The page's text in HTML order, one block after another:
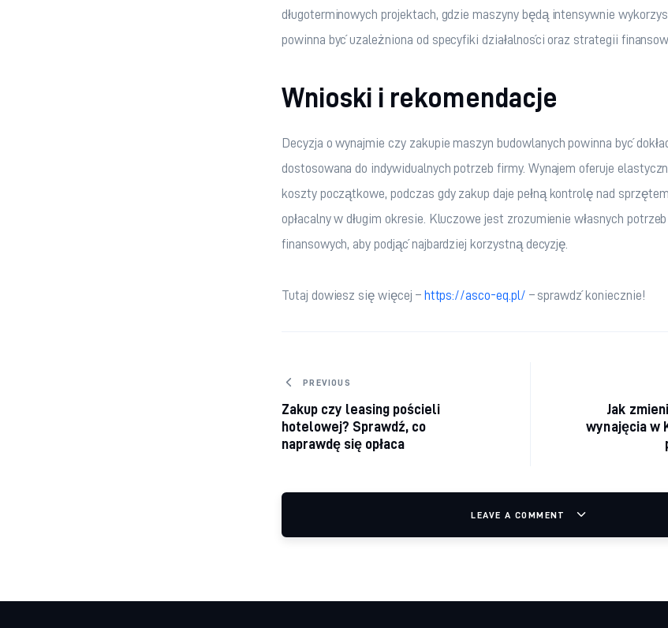
długoterminowych projektach, gdzie maszyny będą intensywnie
powinna być uzależniona od specyfiki działalności oraz strategii
Wnioski i rekomendacje
Decyzja o wynajmie czy zakupie maszyn budowlanych powinna być
dostosowana do indywidualnych potrzeb firmy. Wynajem oferuje
koszty początkowe, podczas gdy zakup daje pełną kontrolę nad
opłacalny w długim okresie. Kluczowe jest zrozumienie własnych
finansowych, aby podjąć najbardziej korzystną decyzję.
Tutaj dowiesz się więcej – https://asco-eq.pl/ – sprawdź koniecznie!
Nawigacja wpisu
PREVIOUS
Zakup czy leasing pościeli
hotelowej? Sprawdź, co
naprawdę się opłaca
Jak
wynajęcia w
LEAVE A COMMENT